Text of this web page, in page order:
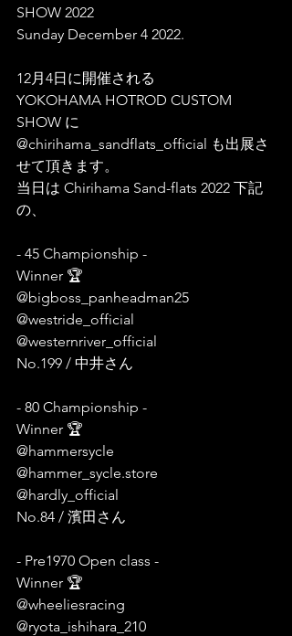
SHOW 2022
Sunday December 4 2022.
12月4日に開催される
YOKOHAMA HOTROD CUSTOM
SHOW に
@chirihama_sandflats_official も出展さ
せて頂きます。
当日は Chirihama Sand-flats 2022 下記
の、
- 45 Championship -
Winner 🏆
@bigboss_panheadman25
@westride_official
@westernriver_official
No.199 / 中井さん
- 80 Championship -
Winner 🏆
@hammersycle
@hammer_sycle.store
@hardly_official
No.84 / 濱田さん
- Pre1970 Open class -
Winner 🏆
@wheeliesracing
@ryota_ishihara_210